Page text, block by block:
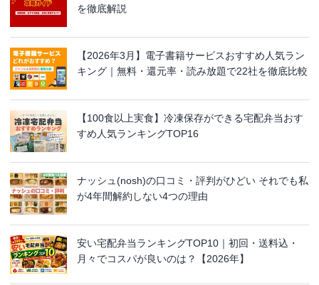
を徹底解説
【2026年3月】電子書籍サービスおすすめ人気ラン
キング｜無料・還元率・読み放題で22社を徹底比較
【100食以上実食】冷凍保存ができる宅配弁当おす
すめ人気ランキングTOP16
ナッシュ(nosh)の口コミ・評判がひどい それでも私
が4年間解約しない4つの理由
安い宅配弁当ランキングTOP10｜初回・送料込・
月々でコスパが良いのは？【2026年】